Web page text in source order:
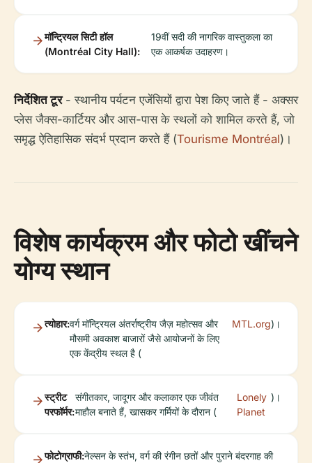
मॉन्ट्रियल सिटी हॉल
(Montréal City Hall):
19वीं सदी की नागरिक वास्तुकला का
एक आकर्षक उदाहरण।
निर्देशित टूर- स्थानीय पर्यटन एजेंसियों द्वारा पेश किए जाते हैं - अक्सर
प्लेस जैक्स-कार्टियर और आस-पास के स्थलों को शामिल करते हैं, जो
समृद्ध ऐतिहासिक संदर्भ प्रदान करते हैं (Tourisme Montréal)।
विशेष कार्यक्रम और फोटो खींचने
योग्य स्थान
त्योहार:वर्ग मॉन्ट्रियल अंतर्राष्ट्रीय जैज़ महोत्सव और
मौसमी अवकाश बाजारों जैसे आयोजनों के लिए
एक केंद्रीय स्थल है (
MTL.org)।
स्ट्रीट
परफॉर्मर:
संगीतकार, जादूगर और कलाकार एक जीवंत
माहौल बनाते हैं, खासकर गर्मियों के दौरान (
Lonely
Planet
)।
फोटोग्राफी:नेल्सन के स्तंभ, वर्ग की रंगीन छतों और पुराने बंदरगाह की